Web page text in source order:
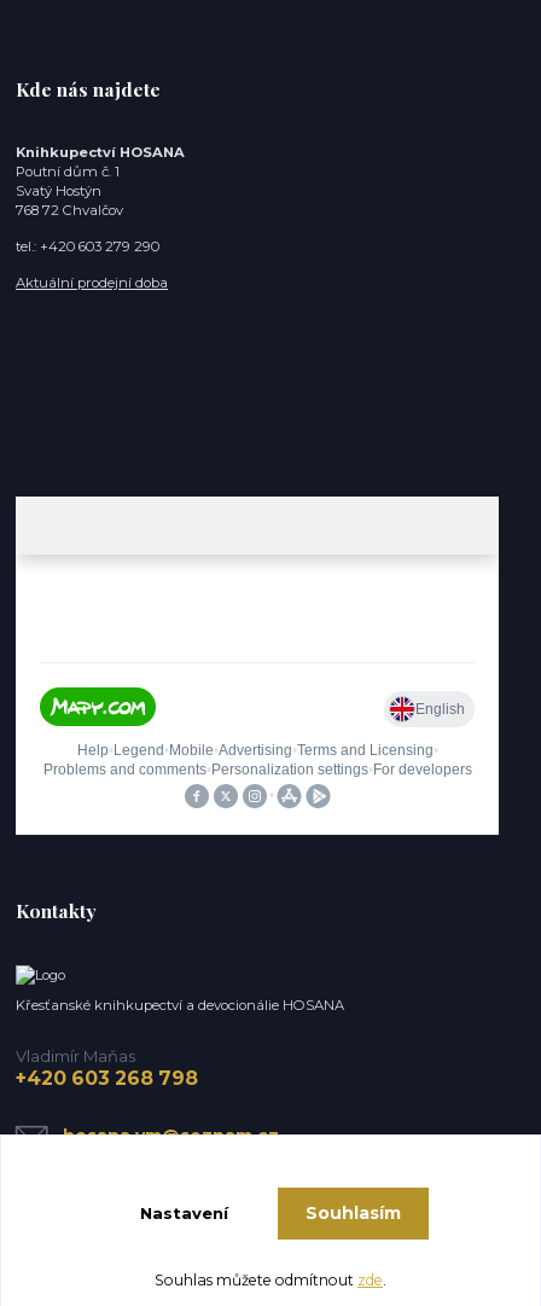
Kde nás najdete
Knihkupectví HOSANA
Poutní dům č. 1
Svatý Hostýn
768 72 Chvalčov
tel.: +420 603 279 290
Aktuální prodejní doba
Kontakty
Křesťanské knihkupectví a devocionálie HOSANA
Vladimír Maňas
+420 603 268 798
hosana.vm@seznam.cz
Vytvořeno na Eshop-rychle.cz
Nastavení Souhlasím
Souhlas můžete odmítnout zde